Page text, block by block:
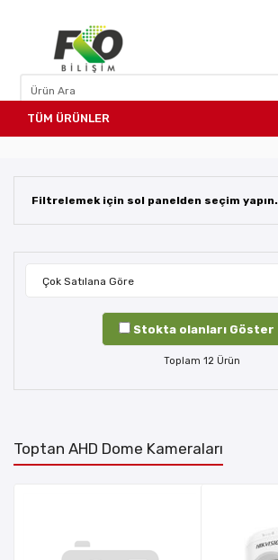
TÜM ÜRÜNLER
Filtrelemek için sol panelden seçim yapın.
Çok Satılana Göre
Stokta olanları Göster
Toplam 12Ürün
Toptan AHD Dome Kameraları